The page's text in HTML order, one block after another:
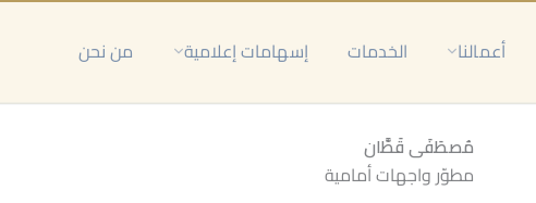
أعمالنا الخدمات إسهامات إعلامية من نحن
مُصطَفَى قَطَّان
مطوّر واجهات أمامية